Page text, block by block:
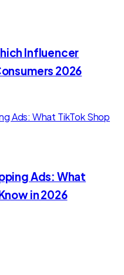
Influencer
2026
Ads: What
in 2026